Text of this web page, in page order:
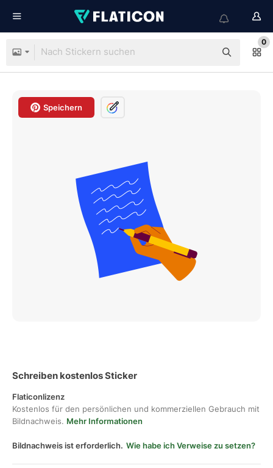
0
Speichern
Schreiben kostenlos Sticker
Flaticonlizenz
Kostenlos für den persönlichen und kommerziellen Gebrauch mit
Bildnachweis. Mehr Informationen
Bildnachweis ist erforderlich. Wie habe ich Verweise zu setzen?